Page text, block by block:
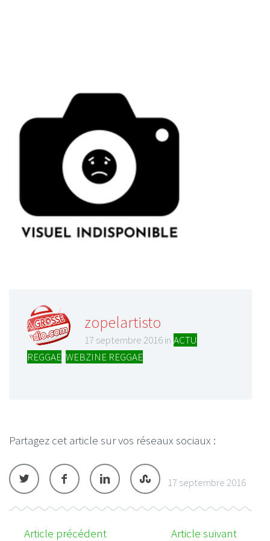
zopelartisto
17 septembre 2016 in ACTU
REGGAE WEBZINE REGGAE
Partagez cet article sur vos réseaux sociaux :
17 septembre 2016
Article précédent Article suivant